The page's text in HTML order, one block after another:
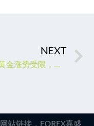
NEXT
现货黄金涨势受限，期待鲍威尔捍卫美元？还有更重要推手
站链接，FOREX嘉盛